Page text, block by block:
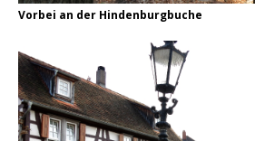
Vorbei an der Hindenburgbuche